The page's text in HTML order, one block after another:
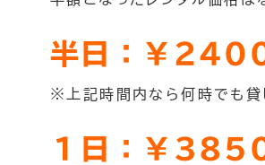
半日：￥
※上記時間内なら何時でも貸
１日：￥